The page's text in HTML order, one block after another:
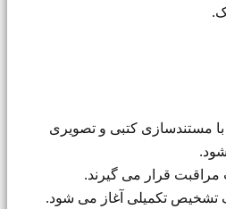
با مستندسازی کتبی و تصویری
قرار می گیرند.
تکمیلی آغاز می شود.